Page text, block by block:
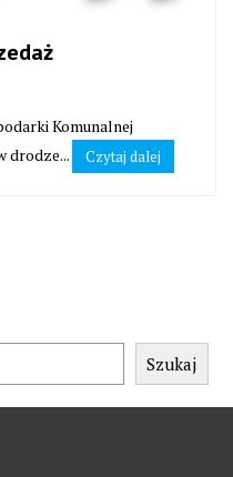
Komunalnej
drodze...
Czytaj dalej
Szukaj